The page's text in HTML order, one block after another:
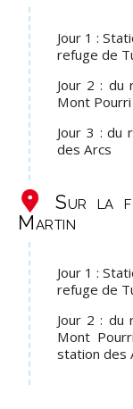
Jour 1 :
refuge de
Jour 2 : du
Mont Pourri
Jour 3 : du
des Arcs
Sur la
Martin
Jour 1 :
refuge de
Jour 2 : du
Mont
station des